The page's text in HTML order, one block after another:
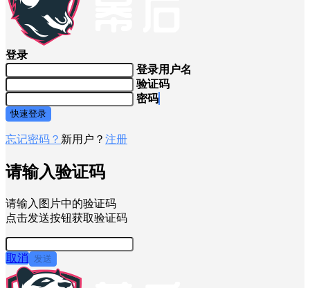
登录
登录用户名
验证码
密码
快速登录
忘记密码？ 新用户？ 注册
请输入验证码
请输入图片中的验证码
点击发送按钮获取验证码
取消 发送